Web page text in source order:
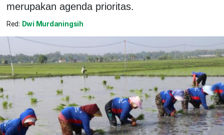
merupakan agenda prioritas.
Red: Dwi Murdaningsih